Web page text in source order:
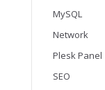
MySQL
Network
Plesk Panel
SEO